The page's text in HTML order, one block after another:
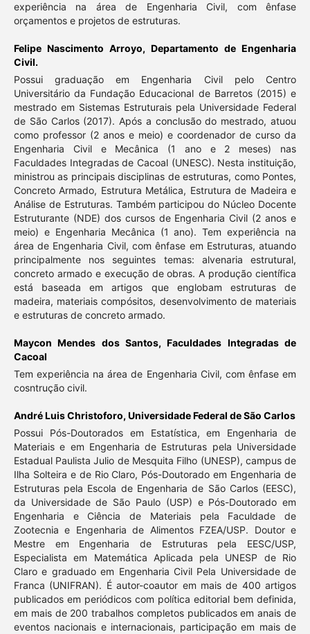
experiência na área de Engenharia Civil, com ênfase
orçamentos e projetos de estruturas.
Felipe Nascimento Arroyo,Departamento de Engenharia
Civil.
Possui graduação em Engenharia Civil pelo Centro
Universitário da Fundação Educacional de Barretos (2015) e
mestrado em Sistemas Estruturais pela Universidade Federal
de São Carlos (2017). Após a conclusão do mestrado, atuou
como professor (2 anos e meio) e coordenador de curso da
Engenharia Civil e Mecânica (1 ano e 2 meses) nas
Faculdades Integradas de Cacoal (UNESC). Nesta instituição,
ministrou as principais disciplinas de estruturas, como Pontes,
Concreto Armado, Estrutura Metálica, Estrutura de Madeira e
Análise de Estruturas. Também participou do Núcleo Docente
Estruturante (NDE) dos cursos de Engenharia Civil (2 anos e
meio) e Engenharia Mecânica (1 ano). Tem experiência na
área de Engenharia Civil, com ênfase em Estruturas, atuando
principalmente nos seguintes temas: alvenaria estrutural,
concreto armado e execução de obras. A produção científica
está baseada em artigos que englobam estruturas de
madeira, materiais compósitos, desenvolvimento de materiais
e estruturas de concreto armado.
Maycon Mendes dos Santos,Faculdades Integradas de
Cacoal
Tem experiência na área de Engenharia Civil, com ênfase em
cosntrução civil.
André Luis Christoforo, Universidade Federal de São Carlos
Possui Pós-Doutorados em Estatística, em Engenharia de
Materiais e em Engenharia de Estruturas pela Universidade
Estadual Paulista Julio de Mesquita Filho (UNESP), campus de
Ilha Solteira e de Rio Claro, Pós-Doutorado em Engenharia de
Estruturas pela Escola de Engenharia de São Carlos (EESC),
da Universidade de São Paulo (USP) e Pós-Doutorado em
Engenharia e Ciência de Materiais pela Faculdade de
Zootecnia e Engenharia de Alimentos FZEA/USP. Doutor e
Mestre em Engenharia de Estruturas pela EESC/USP,
Especialista em Matemática Aplicada pela UNESP de Rio
Claro e graduado em Engenharia Civil Pela Universidade de
Franca (UNIFRAN). É autor-coautor em mais de 400 artigos
publicados em periódicos com política editorial bem definida,
em mais de 200 trabalhos completos publicados em anais de
eventos nacionais e internacionais, participação em mais de